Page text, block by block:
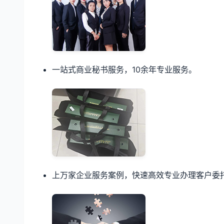
一站式商业秘书服务，10余年专业服务。
上万家企业服务案例，快速高效专业办理客户委